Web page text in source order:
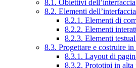
8.1. Obiettivi dell’interfaccia
8.2. Elementi dell’interfaccia
8.2.1. Elementi di
8.2.2. Elementi
8.2.3. Elementi
8.3. Progettare e costruire in
8.3.1. Layout di
8.3.2. Prototipi in alta